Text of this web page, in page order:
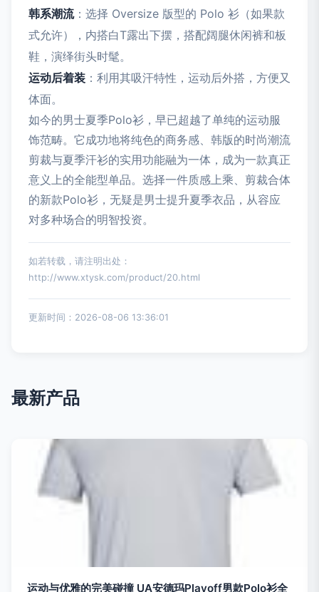
韩系潮流：选择 Oversize 版型的 Polo 衫（如果款
式允许），内搭白T露出下摆，搭配阔腿休闲裤和板
鞋，演绎街头时髦。
运动后着装 ：利用其吸汗特性，运动后外搭，方便又
体面。
如今的男士夏季Polo衫，早已超越了单纯的运动服
饰范畴。它成功地将纯色的商务感、韩版的时尚潮流
剪裁与夏季汗衫的实用功能融为一体，成为一款真正
意义上的全能型单品。选择一件质感上乘、剪裁合体
的新款Polo衫，无疑是男士提升夏季衣品，从容应
对多种场合的明智投资。
如若转载，请注明出处：
http://www.xtysk.com/product/20.html
更新时间：2026-08-06 13:36:01
最新产品
运动与优雅的完美碰撞 UA安德玛Playoff男款Polo衫全